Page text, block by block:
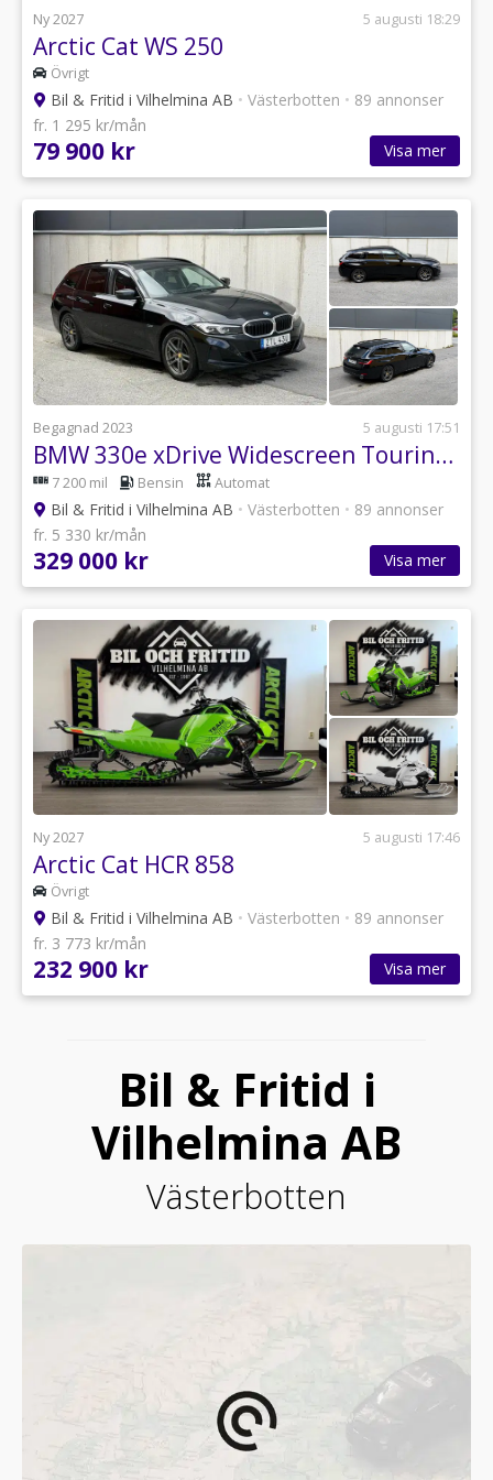
Ny 2027 5 augusti 18:29
Arctic Cat WS 250
Övrigt
Bil & Fritid i Vilhelmina AB • Västerbotten • 89 annonser
fr. 1 295 kr/mån
79 900 kr Visa mer
Begagnad 2023 5 augusti 17:51
BMW 330e xDrive Widescreen Touring Steptronic Comfort
7 200 mil Bensin Automat
Bil & Fritid i Vilhelmina AB • Västerbotten • 89 annonser
fr. 5 330 kr/mån
329 000 kr Visa mer
Ny 2027 5 augusti 17:46
Arctic Cat HCR 858
Övrigt
Bil & Fritid i Vilhelmina AB • Västerbotten • 89 annonser
fr. 3 773 kr/mån
232 900 kr Visa mer
Bil & Fritid i
Vilhelmina AB
Västerbotten